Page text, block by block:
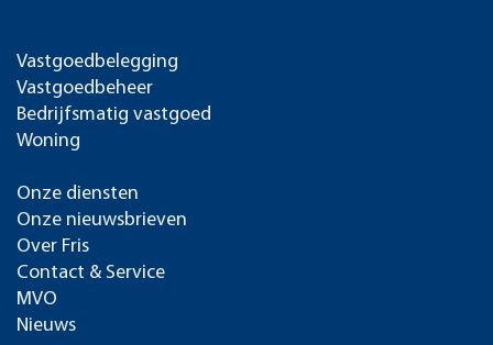
Vastgoedbelegging
Vastgoedbeheer
Bedrijfsmatig vastgoed
Woning
Onze diensten
Onze nieuwsbrieven
Over Fris
Contact & Service
MVO
Nieuws